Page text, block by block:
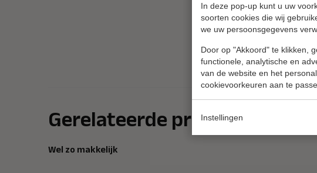
In deze pop-up kunt u uw
soorten cookies die wij
we uw persoonsgegevens
Door op "Akkoord" te klikken,
functionele, analytische en
van de website en het
cookievoorkeuren aan te
Instellingen
Afmetingen
Gewicht
Gerelateerde producten
Wel zo makkelijk